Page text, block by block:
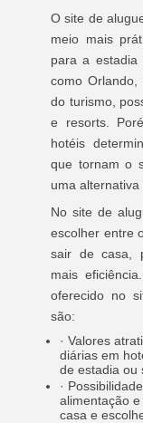
O site de
meio mais
para a estadia
como
do turismo,
e resorts.
hotéis
que tornam o
uma alternativa
No site de
escolher entre
sair de casa,
mais
oferecido no
são:
· Valores
diárias em
de estadia ou
·
alimentação
casa e